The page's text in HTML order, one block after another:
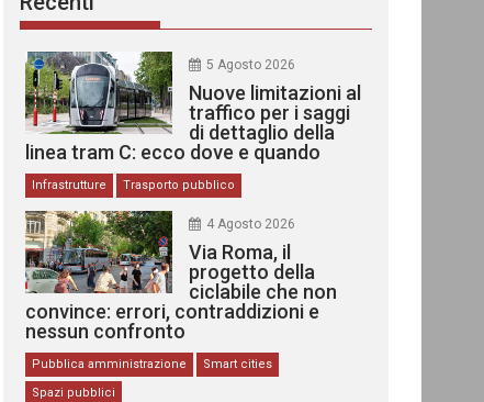
5 Agosto 2026
Nuove limitazioni al
traffico per i saggi
di dettaglio della
linea tram C: ecco dove e quando
Infrastrutture Trasporto pubblico
4 Agosto 2026
Via Roma, il
progetto della
ciclabile che non
convince: errori, contraddizioni e
nessun confronto
Pubblica amministrazione
Smart cities
Spazi pubblici